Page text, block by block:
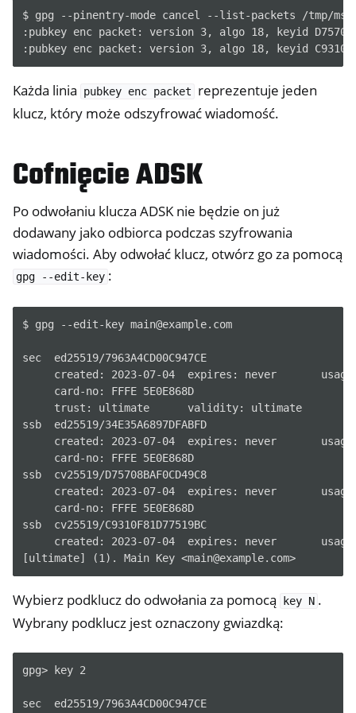
$ gpg --pinentry-mode cancel --list-packets /tmp/
:pubkey enc packet: version 3, algo 18, keyid
Każda linia pubkey enc packet
reprezentuje jeden
klucz, który może odszyfrować wiadomość.
Cofnięcie ADSK
Po odwołaniu klucza ADSK nie będzie on już
dodawany jako odbiorca podczas szyfrowania
wiadomości. Aby odwołać klucz, otwórz go za pomocą
gpg --edit-key :
$ gpg --edit-key main@example.com
sec  ed25519/7963A4CD00C947CE
created: 2023-07-04  expires: never
     card-no: FFFE 5E0E868D
     trust: ultimate      validity: ultimate
ssb  ed25519/34E35A6897DFABFD
created: 2023-07-04  expires: never
     card-no: FFFE 5E0E868D
ssb  cv25519/D75708BAF0CD49C8
created: 2023-07-04  expires: never
     card-no: FFFE 5E0E868D
ssb  cv25519/C9310F81D77519BC
created: 2023-07-04  expires: never
Wybierz podklucz do odwołania za pomocą key N .
Wybrany podklucz jest oznaczony gwiazdką:
gpg> key 2
sec  ed25519/7963A4CD00C947CE